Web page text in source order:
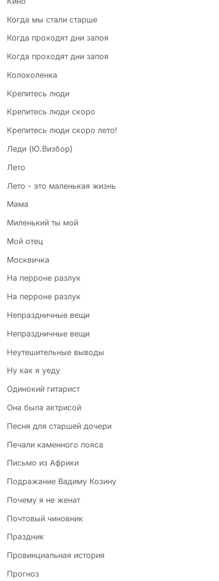
Когда мы стали старше
Когда пpоходят дни запоя
Когда проходят дни запоя
Колоколенка
Крепитесь люди
Крепитесь люди скоро
Крепитесь люди скоро лето!
Леди (Ю.Визбор)
Лето
Лето - это маленькая жизнь
Мама
Миленький ты мой
Мой отец
Москвичка
На пеppоне pазлyк
На перроне разлук
Непpаздничные вещи
Непраздничные вещи
Неутешительные выводы
Ну как я уеду
Одинокий гитарист
Она была актрисой
Песня для старшей дочери
Печали каменного пояса
Письмо из Африки
Подражание Вадиму Козину
Почему я не женат
Почтовый чиновник
Праздник
Провинциальная история
Прогноз